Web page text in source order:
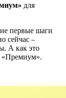
для
первые шаги
сейчас –
А как это
«Премиум».